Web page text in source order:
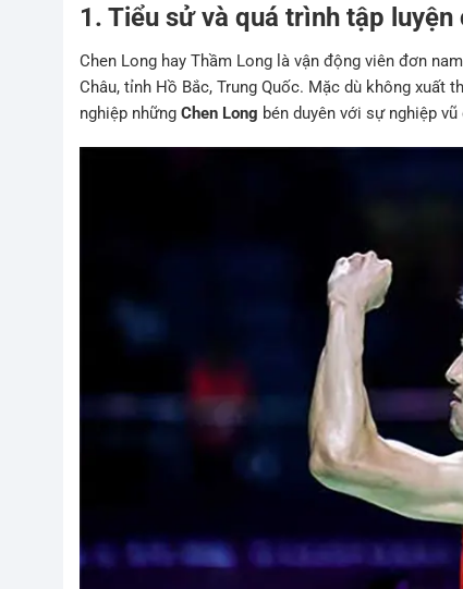
1. Tiểu sử và quá trình tập luyện
Chen Long hay Thầm Long là vận động viên đơn
Châu, tỉnh Hồ Bắc, Trung Quốc. Mặc dù không
nghiệp những Chen Long bén duyên với sự nghiệp